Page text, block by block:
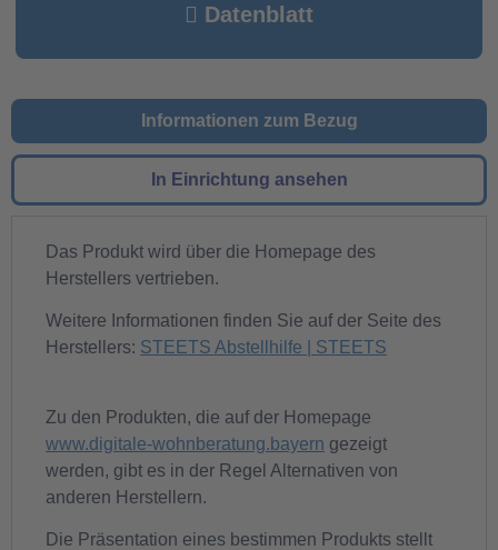
Datenblatt
Informationen zum Bezug
In Einrichtung ansehen
Das Produkt wird über die Homepage des
Herstellers vertrieben.
Weitere Informationen finden Sie auf der Seite des
Herstellers: STEETS Abstellhilfe | STEETS
Zu den Produkten, die auf der Homepage
www.digitale-wohnberatung.bayern gezeigt
werden, gibt es in der Regel Alternativen von
anderen Herstellern.
Die Präsentation eines bestimmen Produkts stellt